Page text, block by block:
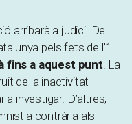
arribarà a judici. De
pels fets de l’1
fins a aquest punt. La
de la inactivitat
investigar. D’altres,
contrària als